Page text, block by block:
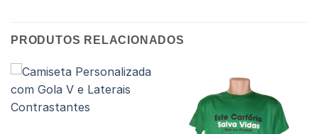
PRODUTOS RELACIONADOS